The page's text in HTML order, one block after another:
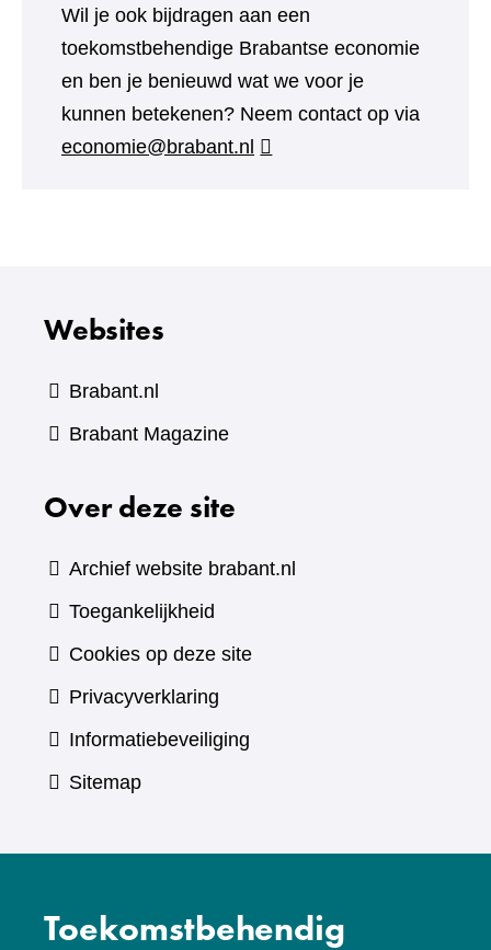
Wil je ook bijdragen aan een
toekomstbehendige Brabantse economie
en ben je benieuwd wat we voor je
kunnen betekenen? Neem contact op via
economie@brabant.nl
Websites
Brabant.nl
Brabant Magazine(verwijst
een
website)
Over deze site
Archief website brabant.nl
Toegankelijkheid
Cookies op deze site
Privacyverklaring
Informatiebeveiliging
Sitemap
Toekomstbehendig